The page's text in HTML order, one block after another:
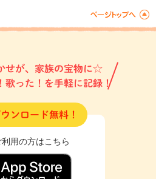
せが、家族の宝物に☆
歌った！を手軽に記録！
ンロード無料！
用の方はこちら